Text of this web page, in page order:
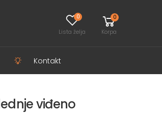
0
Lista želja
0
Korpa
Kontakt
viđeno